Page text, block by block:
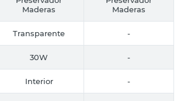
Maderas
Maderas
Transparente -
30W -
Interior -